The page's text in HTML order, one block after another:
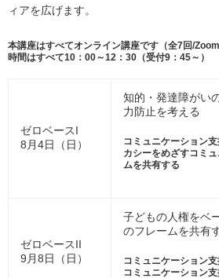
ィアを広げます。
本講座はすべてオンライン講座です（全7回/Zoom
時間はすべて10：00～12：30（受付9：45～）
ゼロベースI
8月4日（日）
知的・発達障がい
力防止を考える
コミュニケーション
カシーをめざすコミ
ムを共有する
ゼロベースII
9月8日（日）
子どもの人権をベ
のフレームを共有
コミュニケーション
コミュニケーション